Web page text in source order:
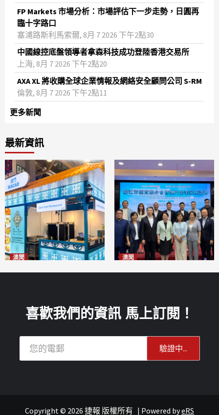
FP Markets 市場分析：市場評估下一步走勢，日圓再
臨十字路口
塞浦路斯利馬索爾, 8月 7 2026 下午2點30
中國線控底盤領導者拿森科技成功登陸香港交易所
上海, 8月 7 2026 下午2點20
AXA XL 將收購全球企業情報及網絡安全顧問公司 S-RM
倫敦, 8月 7 2026 下午2點11
更多新聞
最新資訊
澳聞 澳聞
喜歡我們的資訊 馬上訂閱！
Copyright © 2026 捷報 版權所有 | Powered byeRS